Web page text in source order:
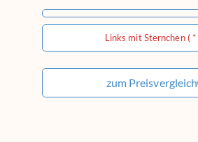
Links mit Sternchen ( *
zum Preisvergleich